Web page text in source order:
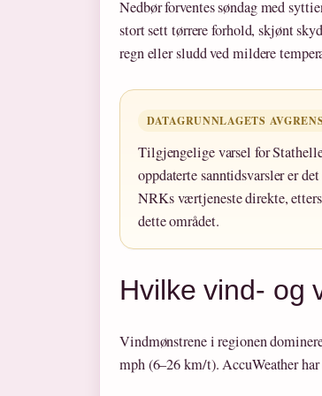
Nedbør forventes søndag med
stort sett tørrere forhold, skjønt
regn eller sludd ved mildere
DATAGRUNNLAGETS
Tilgjengelige varsel for
oppdaterte sanntidsvarsler er
NRKs værtjeneste direkte,
dette området.
Hvilke vind- og
Vindmønstrene i regionen
mph (6–26 km/t). AccuWeather